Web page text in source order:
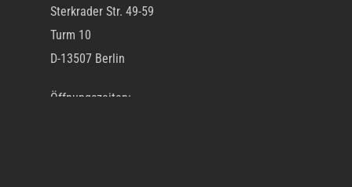
Sterkrader Str. 49-59
Turm 10
D-13507 Berlin
Öffnungszeiten: